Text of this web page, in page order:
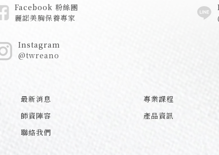
Facebook 粉絲團
麗諾美胸保養專家
Instagram
@twreano
最新消息 專業課程
師資陣容 產品資訊
聯絡我們